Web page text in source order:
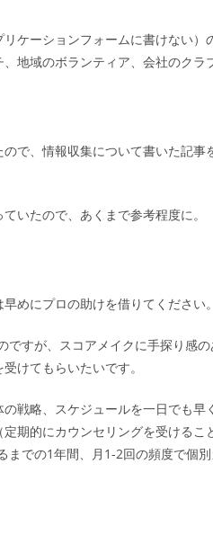
ケーションフォームに書けない）
地域のボランティア、会社のクラ
で、情報収集について書いた記事
いたので、あくまで参考程度に。
めにプロの助けを借りてください。
すが、スコアメイクに手探り感
けてもらいたいです。
戦略、スケジュールを一日でも早
期的にカウンセリングを受けるこ
での1年間、月1-2回の頻度で個